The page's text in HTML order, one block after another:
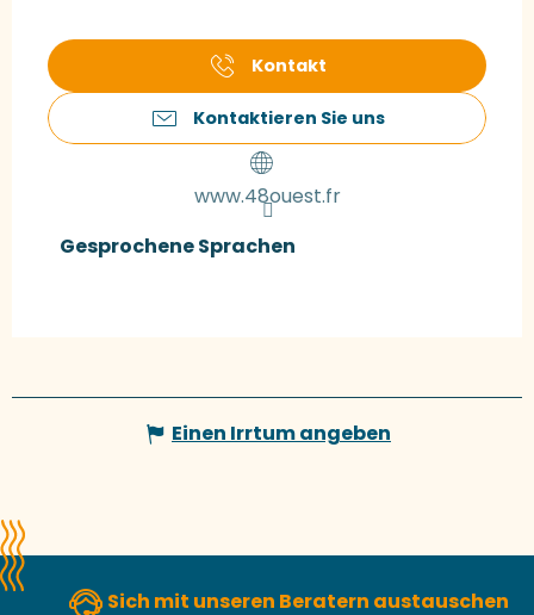
Kontakt
Kontaktieren Sie uns
www.48ouest.fr
Gesprochene Sprachen
Gesprochene Sprachen
Einen Irrtum angeben
Sich mit unseren Beratern austauschen